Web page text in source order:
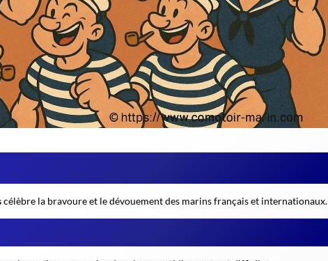
célèbre la bravoure et le dévouement des marins français et internationaux.